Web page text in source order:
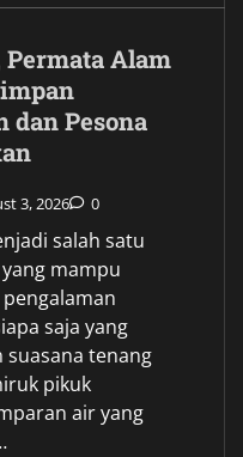
Permata Alam
dan Pesona
3, 2026 0
salah satu
mampu
saja yang
suasana tenang
pikuk
air yang